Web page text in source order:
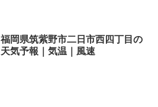
福岡県筑紫野市二日市西四丁目の
天気予報｜気温｜風速